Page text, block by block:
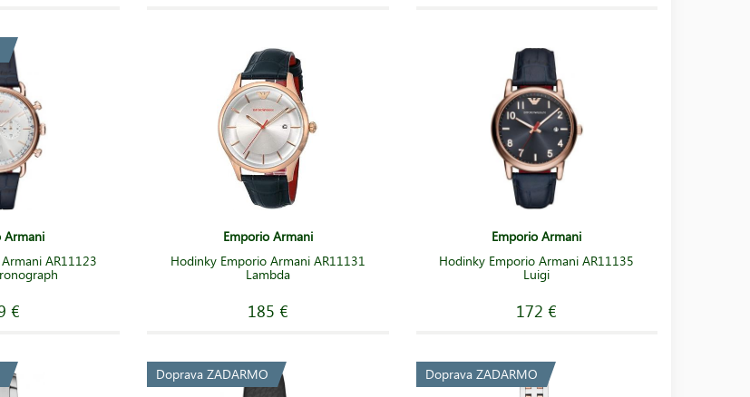
Armani
AR11123
€
Emporio Armani
Hodinky Emporio Armani AR11131
Lambda
185 €
Emporio Armani
Hodinky Emporio Armani AR11135
Luigi
172 €
Doprava ZADARMO Doprava ZADARMO